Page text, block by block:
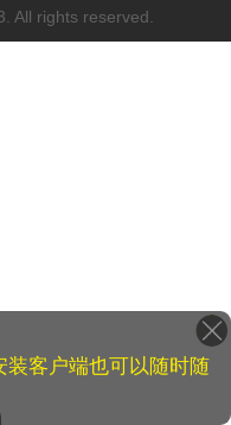
All rights reserved.
装客户端也可以随时随